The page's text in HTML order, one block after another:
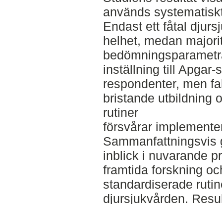
används
Endast ett fåtal
helhet, medan
inställning till Apgar-
respondenter, men
bristande utbildning
rutiner
försvårar
Sammanfattningsvis
inblick i nuvarande
framtida forskning
standardiserade
djursjukvården.